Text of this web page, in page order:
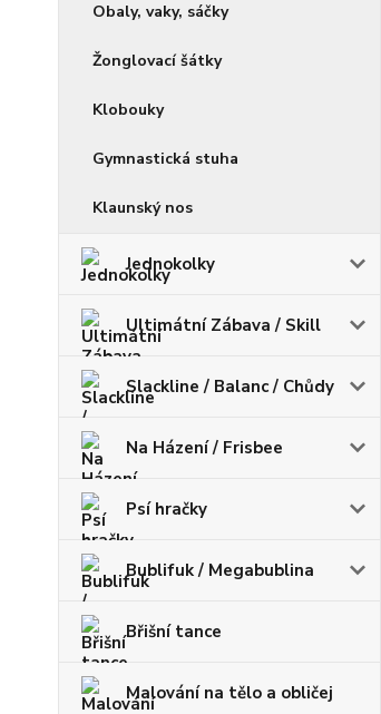
Obaly, vaky, sáčky
Žonglovací šátky
Klobouky
Gymnastická stuha
Klaunský nos
Jednokolky
Ultimátní Zábava / Skill
Slackline / Balanc / Chůdy
Na Házení / Frisbee
Psí hračky
Bublifuk / Megabublina
Břišní tance
Malování na tělo a obličej